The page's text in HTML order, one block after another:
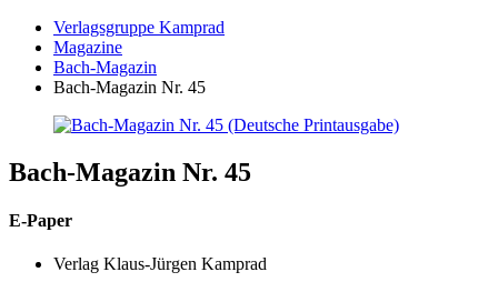
Verlagsgruppe Kamprad
Magazine
Bach-Magazin
Bach-Magazin Nr. 45
Bach-Magazin Nr. 45
E-Paper
Verlag Klaus-Jürgen Kamprad